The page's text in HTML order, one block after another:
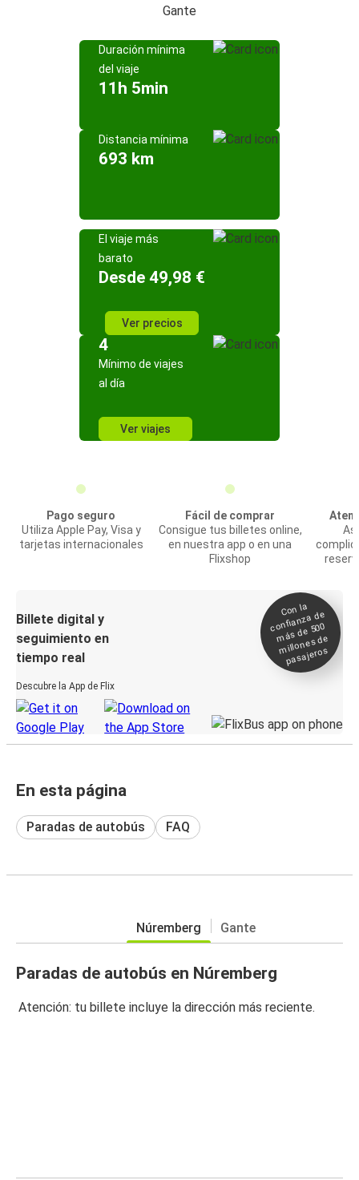
Gante
Duración mínima
del viaje
11h 5min
Distancia mínima
693 km
El viaje más
barato
Desde 49,98 €
Ver precios
4
Mínimo de viajes
al día
Ver viajes
Pago seguro
Utiliza Apple Pay, Visa y
tarjetas internacionales
Fácil de comprar
Consigue tus billetes online,
en nuestra app o en una
Flixshop
Billete digital y
seguimiento en
tiempo real
Descubre la App de Flix
Con la
confianza de
más de 500
millones de
pasajeros
En esta página
Paradas de autobús FAQ
Núremberg Gante
Paradas de autobús en Núremberg
Atención: tu billete incluye la dirección más reciente.